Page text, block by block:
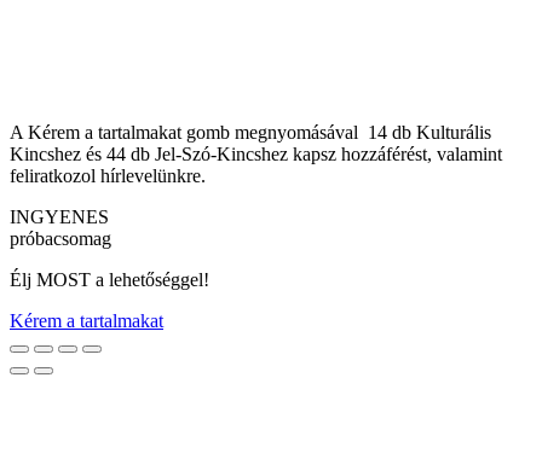
A Kérem a tartalmakat gomb megnyomásával 14 db Kulturális
Kincshez és 44 db Jel-Szó-Kincshez kapsz hozzáférést, valamint
feliratkozol hírlevelünkre.
INGYENES
próbacsomag
Élj MOST a lehetőséggel!
Kérem a tartalmakat